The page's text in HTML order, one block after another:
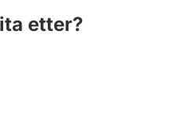
etter?